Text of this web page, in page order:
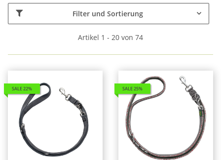
Filter und Sortierung
Artikel 1 - 20 von 74
SALE 22% SALE 25%